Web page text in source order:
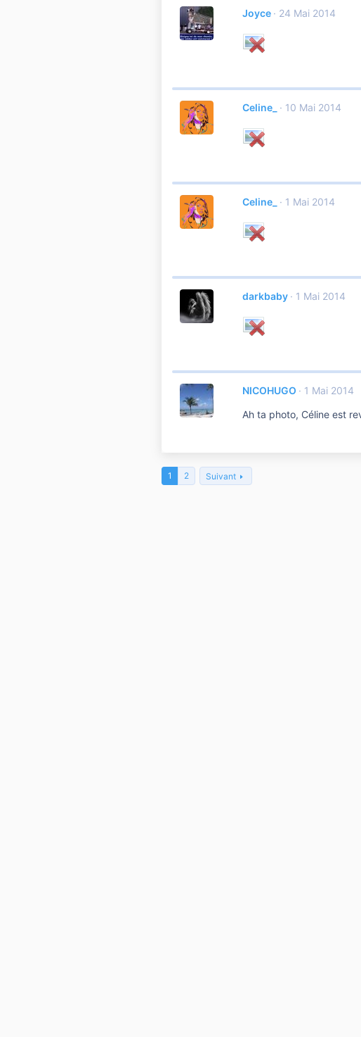
Joyce 24 Mai 2014
Celine_ 10 Mai 2014
Celine_ 1 Mai 2014
darkbaby 1 Mai 2014
NICOHUGO
1 Mai 2014
Ah ta photo, Céline est
1 2 Suivant